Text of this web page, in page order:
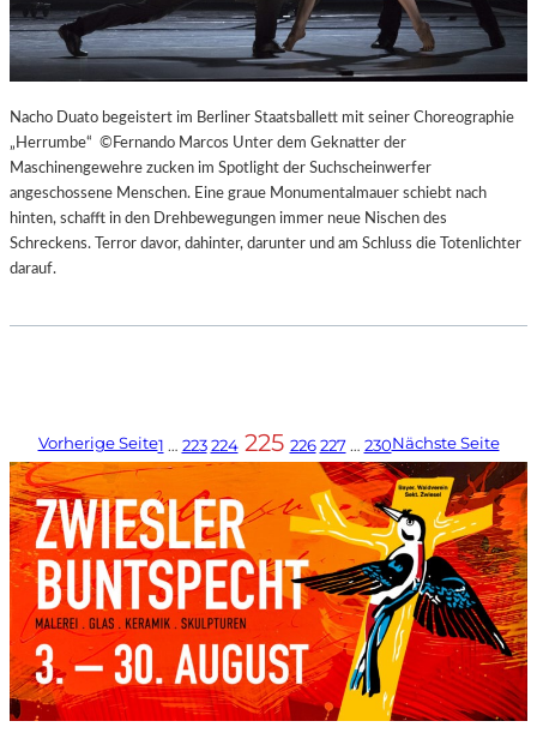
Nacho Duato begeistert im Berliner Staatsballett mit seiner Choreographie
„Herrumbe“ ©Fernando Marcos Unter dem Geknatter der
Maschinengewehre zucken im Spotlight der Suchscheinwerfer
angeschossene Menschen. Eine graue Monumentalmauer schiebt nach
hinten, schafft in den Drehbewegungen immer neue Nischen des
Schreckens. Terror davor, dahinter, darunter und am Schluss die Totenlichter
darauf.
Vorherige Seite1 … 223 224 225 226 227 … 230Nächste Seite